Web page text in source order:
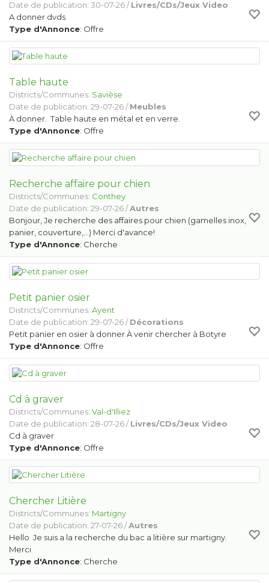
Date de publication: 30-07-26 /Livres/CDs/Jeux Video
A donner dvds
Type d'Annonce: Offre
Table haute
Districts/Communes: Savièse
Date de publication: 29-07-26 /Meubles
À donner. Table haute en métal et en verre.
Type d'Annonce: Offre
Recherche affaire pour chien
Districts/Communes: Conthey
Date de publication: 29-07-26 /Autres
Bonjour, Je recherche des affaires pour chien (gamelles inox,
panier, couverture,...) Merci d'avance!
Type d'Annonce: Cherche
Petit panier osier
Districts/Communes: Ayent
Date de publication: 29-07-26 /Décorations
Petit panier en osier à donner À venir chercher à Botyre
Type d'Annonce: Offre
Cd à graver
Districts/Communes: Val-d'Illiez
Date de publication: 28-07-26 /Livres/CDs/Jeux Video
Cd à graver
Type d'Annonce: Offre
Chercher Litière
Districts/Communes: Martigny
Date de publication: 27-07-26 /Autres
Hello Je suis a la recherche du bac a litière sur martigny.
Merci
Type d'Annonce: Cherche